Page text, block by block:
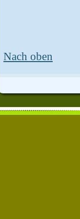
Nach oben